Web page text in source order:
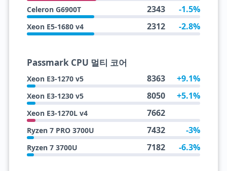
Celeron G6900T 2343 -1.5%
Xeon E5-1680 v4 2312 -2.8%
Passmark CPU 멀티 코어
Xeon E3-1270 v5 8363 +9.1%
Xeon E3-1230 v5 8050 +5.1%
Xeon E3-1270L v4 7662
Ryzen 7 PRO 3700U 7432 -3%
Ryzen 7 3700U 7182 -6.3%